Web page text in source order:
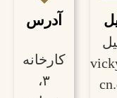
آدرس
کارخانه
۳،